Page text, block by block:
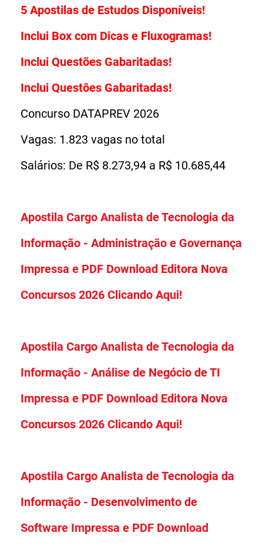
5 Apostilas de Estudos Disponíveis!
Inclui Box com Dicas e Fluxogramas!
Inclui Questões Gabaritadas!
Inclui Questões Gabaritadas!
Concurso DATAPREV 2026
Vagas: 1.823 vagas no total
Salários: De R$ 8.273,94 a R$ 10.685,44
Apostila Cargo Analista de Tecnologia da
Informação - Administração e Governança
Impressa e PDF Download Editora Nova
Concursos 2026 Clicando Aqui!
Apostila Cargo Analista de Tecnologia da
Informação - Análise de Negócio de TI
Impressa e PDF Download Editora Nova
Concursos 2026 Clicando Aqui!
Apostila Cargo Analista de Tecnologia da
Informação - Desenvolvimento de
Software Impressa e PDF Download